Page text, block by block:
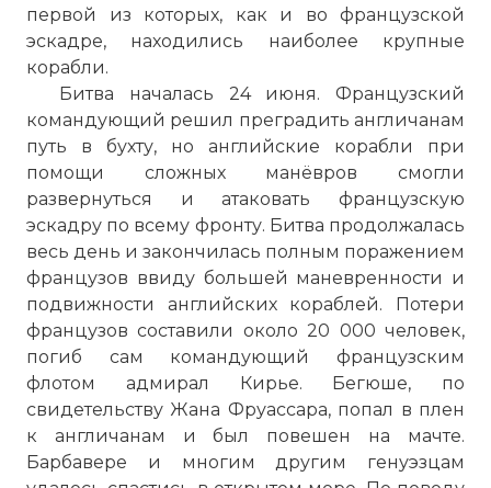
первой из которых, как и во французской
эскадре, находились наиболее крупные
корабли.
Битва началась 24 июня. Французский
командующий решил преградить англичанам
путь в бухту, но английские корабли при
помощи сложных манёвров смогли
развернуться и атаковать французскую
эскадру по всему фронту. Битва продолжалась
весь день и закончилась полным поражением
французов ввиду большей маневренности и
подвижности английских кораблей. Потери
французов составили около 20 000 человек,
погиб сам командующий французским
флотом адмирал Кирье. Бегюше, по
свидетельству Жана Фруассара, попал в плен
к англичанам и был повешен на мачте.
Барбавере и многим другим генуэзцам
☓